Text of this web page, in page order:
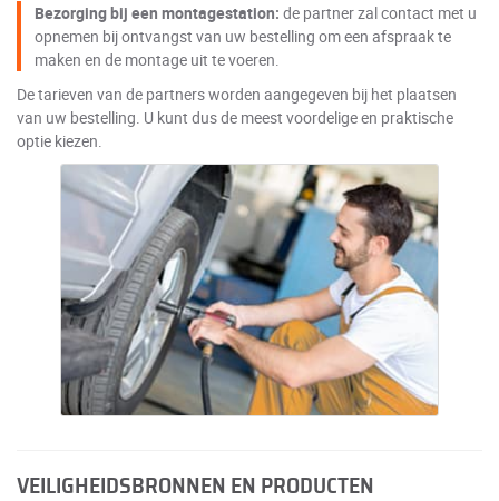
Bezorging bij een montagestation: de partner zal contact met u
opnemen bij ontvangst van uw bestelling om een afspraak te
maken en de montage uit te voeren.
De tarieven van de partners worden aangegeven bij het plaatsen
van uw bestelling. U kunt dus de meest voordelige en praktische
optie kiezen.
VEILIGHEIDSBRONNEN EN PRODUCTEN